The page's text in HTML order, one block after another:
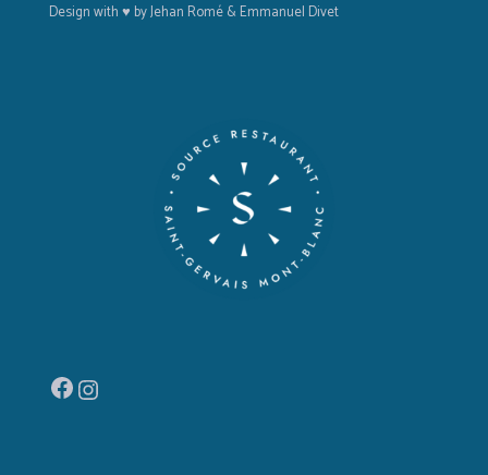
Design with ♥ by Jehan Romé & Emmanuel Divet
Facebook
Instagram